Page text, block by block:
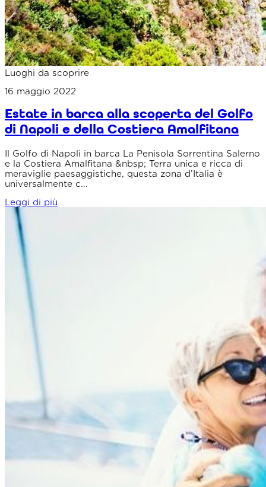
Luoghi da scoprire
16 maggio 2022
Estate in barca alla scoperta del Golfo
di Napoli e della Costiera Amalfitana
Il Golfo di Napoli in barca La Penisola Sorrentina Salerno
e la Costiera Amalfitana &nbsp; Terra unica e ricca di
meraviglie paesaggistiche, questa zona d’Italia è
universalmente c...
Leggi di più